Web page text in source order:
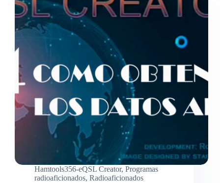
HF
y
PARA
11
Hamtools356-eQSL Creator, Programas
radioaficionados, Radioaficionados